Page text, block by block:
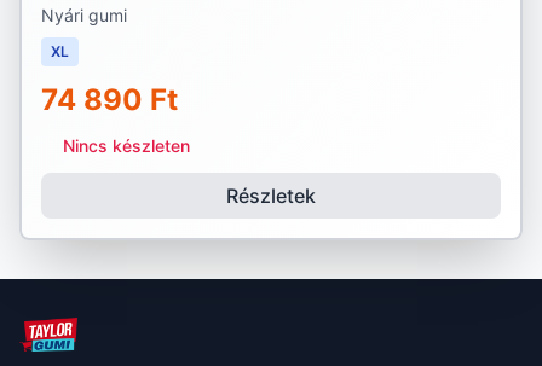
Nyári gumi
XL
74 890 Ft
Nincs készleten
Részletek